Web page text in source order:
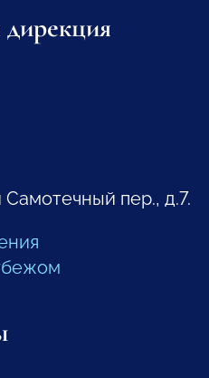
Самотечный пер., д.7.